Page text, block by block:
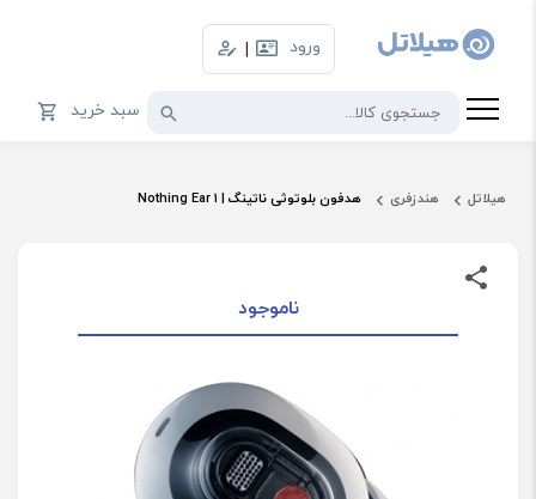
ورود |
سبد خرید
هیلاتل هندزفری هدفون بلوتوثی ناتینگ | Nothing Ear 1
ناموجود